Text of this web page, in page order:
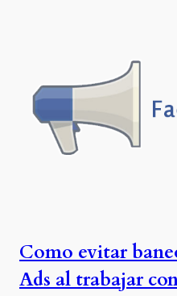
Como evitar
Ads al trabajar